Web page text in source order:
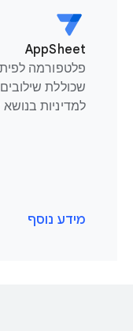
AppSheet
פלטפורמה
שכוללת
למדיניות
מידע נוסף